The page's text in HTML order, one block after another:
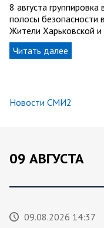
8 августа
полосы безопасности
Жители Харьковской
Читать далее
Новости СМИ2
09 АВГУСТА
09.08.2026 14:37